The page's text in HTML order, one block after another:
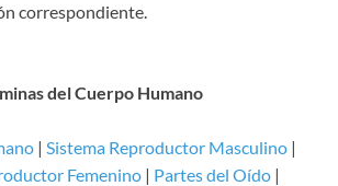
correspondiente.
del Cuerpo Humano
| Sistema Reproductor Masculino|
Femenino | Partes del Oído |